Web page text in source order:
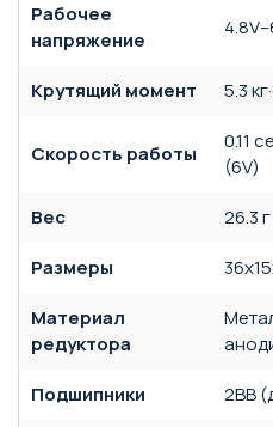
Рабочее
напряжение
Крутящий момент 5.3
Скорость работы
0.11
(6V)
Вес
26.3 г
Размеры
Материал
редуктора
Подшипники
2BB